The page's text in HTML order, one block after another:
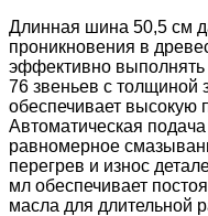
Длинная шина 50,5 см
проникновения в
эффективно
76 звеньев с толщиной
обеспечивает высокую
Автоматическая
равномерное
перегрев и износ
мл обеспечивает
масла для длительной